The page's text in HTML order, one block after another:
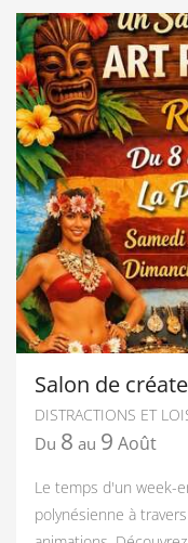
Salon de
DISTRACTIONS ET
Du 8 au 9 Août
Le temps d'un week-
polynésienne à